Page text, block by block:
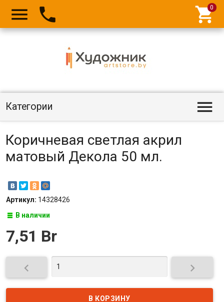
  
Категории 
Коричневая светлая акрил
матовый Декола 50 мл.
Артикул: 14328426
В наличии
7,51 Br
 